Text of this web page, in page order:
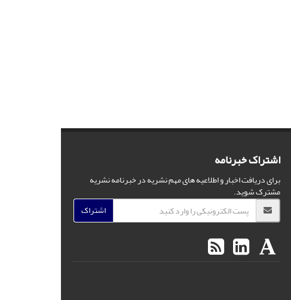
اشتراک خبرنامه
برای دریافت اخبار و اطلاعیه های مهم نشریه در خبرنامه نشریه
مشترک شوید.
اشتراک